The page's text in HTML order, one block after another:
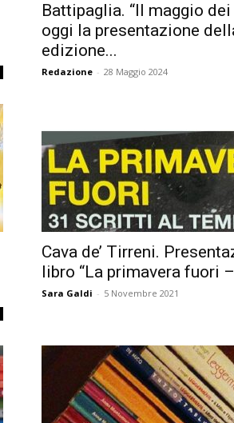
Battipaglia. “Il maggio dei
oggi la presentazione
edizione...
Redazione - 28 Maggio 2024
Cava de’ Tirreni.
libro “La primavera fuori
Sara Galdi - 5 Novembre 2021